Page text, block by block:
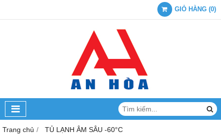
GIỎ HÀNG (0)
Trang chủ
TỦ LẠNH ÂM SÂU -60°C